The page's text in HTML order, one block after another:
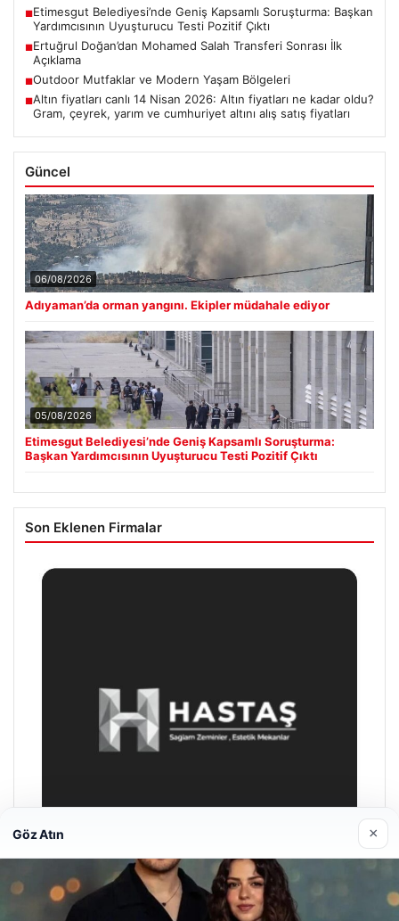
■Etimesgut Belediyesi’nde Geniş Kapsamlı Soruşturma: Başkan
Yardımcısının Uyuşturucu Testi Pozitif Çıktı
■Ertuğrul Doğan’dan Mohamed Salah Transferi Sonrası İlk
Açıklama
■Outdoor Mutfaklar ve Modern Yaşam Bölgeleri
■Altın fiyatları canlı 14 Nisan 2026: Altın fiyatları ne kadar oldu?
Gram, çeyrek, yarım ve cumhuriyet altını alış satış fiyatları
Güncel
06/08/2026
Adıyaman’da orman yangını. Ekipler müdahale ediyor
05/08/2026
Etimesgut Belediyesi’nde Geniş Kapsamlı Soruşturma:
Başkan Yardımcısının Uyuşturucu Testi Pozitif Çıktı
Son Eklenen Firmalar
Göz Atın ×